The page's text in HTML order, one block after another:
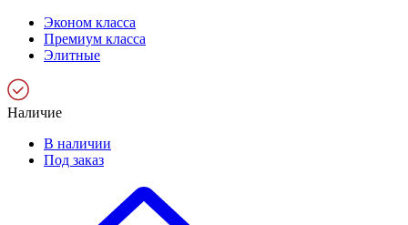
Эконом класса
Премиум класса
Элитные
Наличие
В наличии
Под заказ